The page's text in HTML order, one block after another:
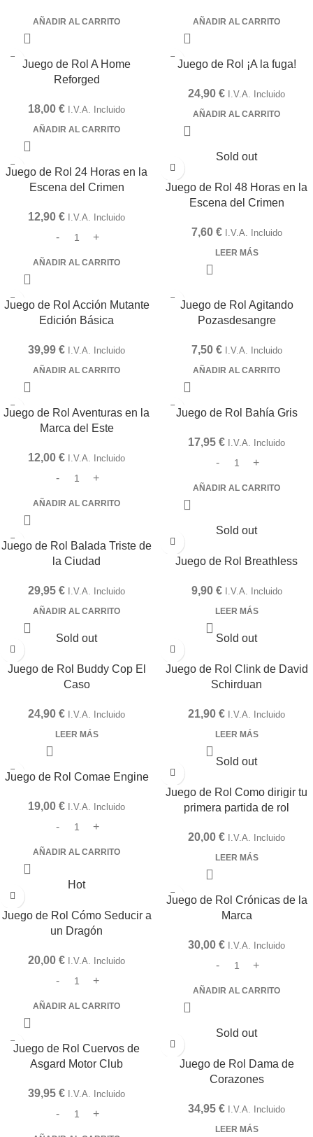
AÑADIR AL CARRITO AÑADIR AL CARRITO
Juego de Rol A Home
Reforged
18,00 € I.V.A. Incluido
AÑADIR AL CARRITO
Juego de Rol ¡A la fuga!
24,90 € I.V.A. Incluido
AÑADIR AL CARRITO
Juego de Rol 24 Horas en la
Escena del Crimen
12,90 € I.V.A. Incluido
AÑADIR AL CARRITO
Sold out
Juego de Rol 48 Horas en la
Escena del Crimen
7,60 € I.V.A. Incluido
LEER MÁS
Juego de Rol Acción Mutante
Edición Básica
39,99 € I.V.A. Incluido
AÑADIR AL CARRITO
Juego de Rol Agitando
Pozasdesangre
7,50 € I.V.A. Incluido
AÑADIR AL CARRITO
Juego de Rol Aventuras en la
Marca del Este
12,00 € I.V.A. Incluido
AÑADIR AL CARRITO
Juego de Rol Bahía Gris
17,95 € I.V.A. Incluido
AÑADIR AL CARRITO
Juego de Rol Balada Triste de
la Ciudad
29,95 € I.V.A. Incluido
AÑADIR AL CARRITO
Sold out
Juego de Rol Breathless
9,90 € I.V.A. Incluido
LEER MÁS
Sold out
Juego de Rol Buddy Cop El
Caso
24,90 € I.V.A. Incluido
LEER MÁS
Sold out
Juego de Rol Clink de David
Schirduan
21,90 € I.V.A. Incluido
LEER MÁS
Juego de Rol Comae Engine
19,00 € I.V.A. Incluido
AÑADIR AL CARRITO
Sold out
Juego de Rol Como dirigir tu
primera partida de rol
20,00 € I.V.A. Incluido
LEER MÁS
Hot
Juego de Rol Cómo Seducir a
un Dragón
20,00 € I.V.A. Incluido
AÑADIR AL CARRITO
Juego de Rol Crónicas de la
Marca
30,00 € I.V.A. Incluido
AÑADIR AL CARRITO
Juego de Rol Cuervos de
Asgard Motor Club
39,95 € I.V.A. Incluido
Sold out
Juego de Rol Dama de
Corazones
34,95 € I.V.A. Incluido
LEER MÁS